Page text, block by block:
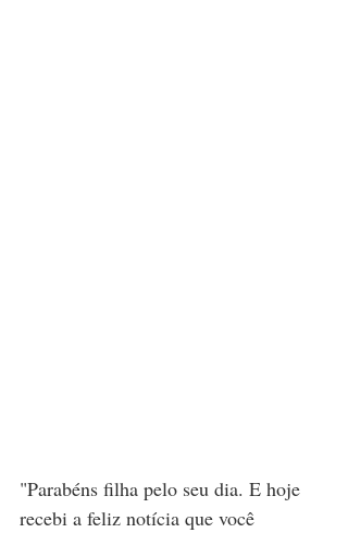
"Parabéns filha pelo seu dia. E hoje
recebi a feliz notícia que você